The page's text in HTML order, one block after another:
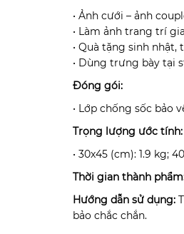
• Ảnh cưới – ảnh
• Làm ảnh trang trí
• Quà tặng sinh
• Dùng trưng bày tại
Đóng gói:
• Lớp chống sốc bảo
Trọng lượng ước tính:
• 30x45 (cm): 1.9 kg;
Thời gian thành
Hướng dẫn sử dụng:
bảo chắc chắn.